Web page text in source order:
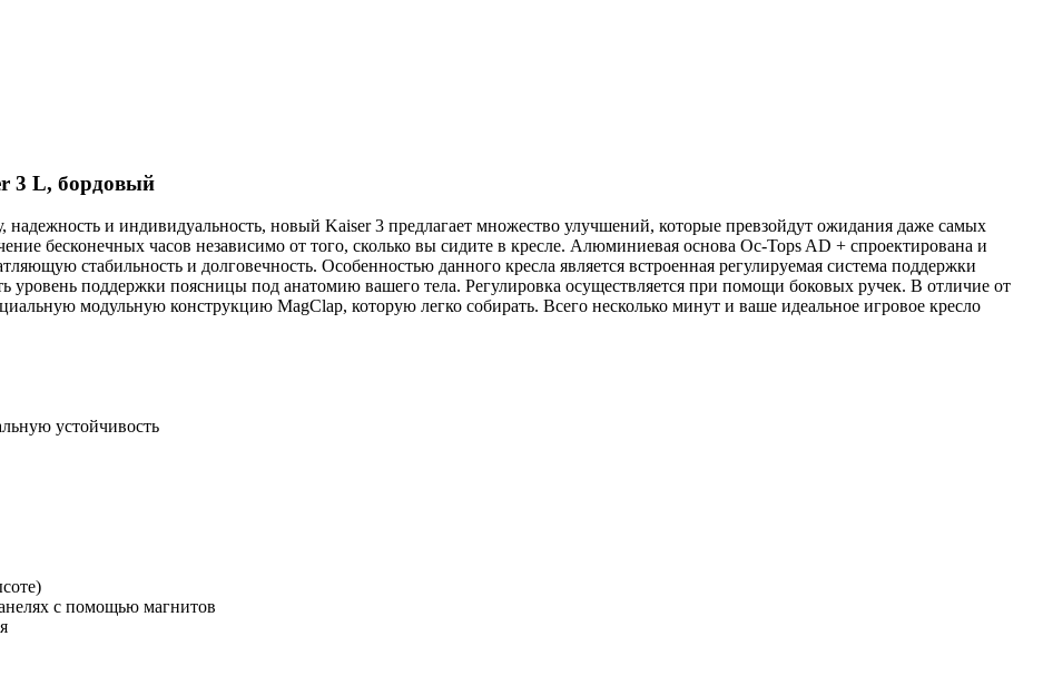
3 L, бордовый
и индивидуальность, новый Kaiser 3 предлагает множество улучшений, которые превзойдут ожидания даже самых
бесконечных часов независимо от того, сколько вы сидите в кресле. Алюминиевая основа Oc-Tops AD + спроектирована и
стабильность и долговечность. Особенностью данного кресла является встроенная регулируемая система поддержки
уровень поддержки поясницы под анатомию вашего тела. Регулировка осуществляется при помощи боковых ручек. В отличие от
модульную конструкцию MagClap, которую легко собирать. Всего несколько минут и ваше идеальное игровое кресло
устойчивость
с помощью магнитов